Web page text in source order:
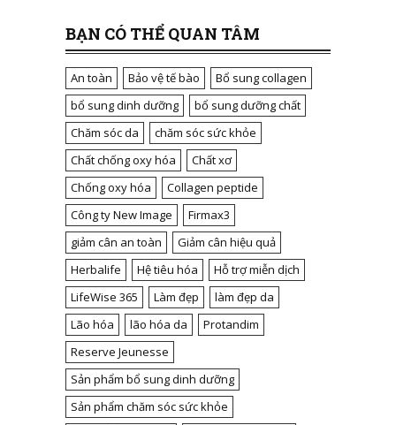
BẠN CÓ THỂ QUAN TÂM
An toàn Bảo vệ tế bào
Bổ sung collagen
bổ sung dinh dưỡng
bổ sung dưỡng chất
Chăm sóc da
chăm sóc sức khỏe
Chất chống oxy hóa
Chất xơ
Chống oxy hóa
Collagen peptide
Công ty New Image
Firmax3
giảm cân an toàn
Giảm cân hiệu quả
Herbalife
Hệ tiêu hóa
Hỗ trợ miễn dịch
LifeWise 365
Làm đẹp
làm đẹp da
Lão hóa
lão hóa da
Protandim
Reserve Jeunesse
Sản phẩm bổ sung dinh dưỡng
Sản phẩm chăm sóc sức khỏe